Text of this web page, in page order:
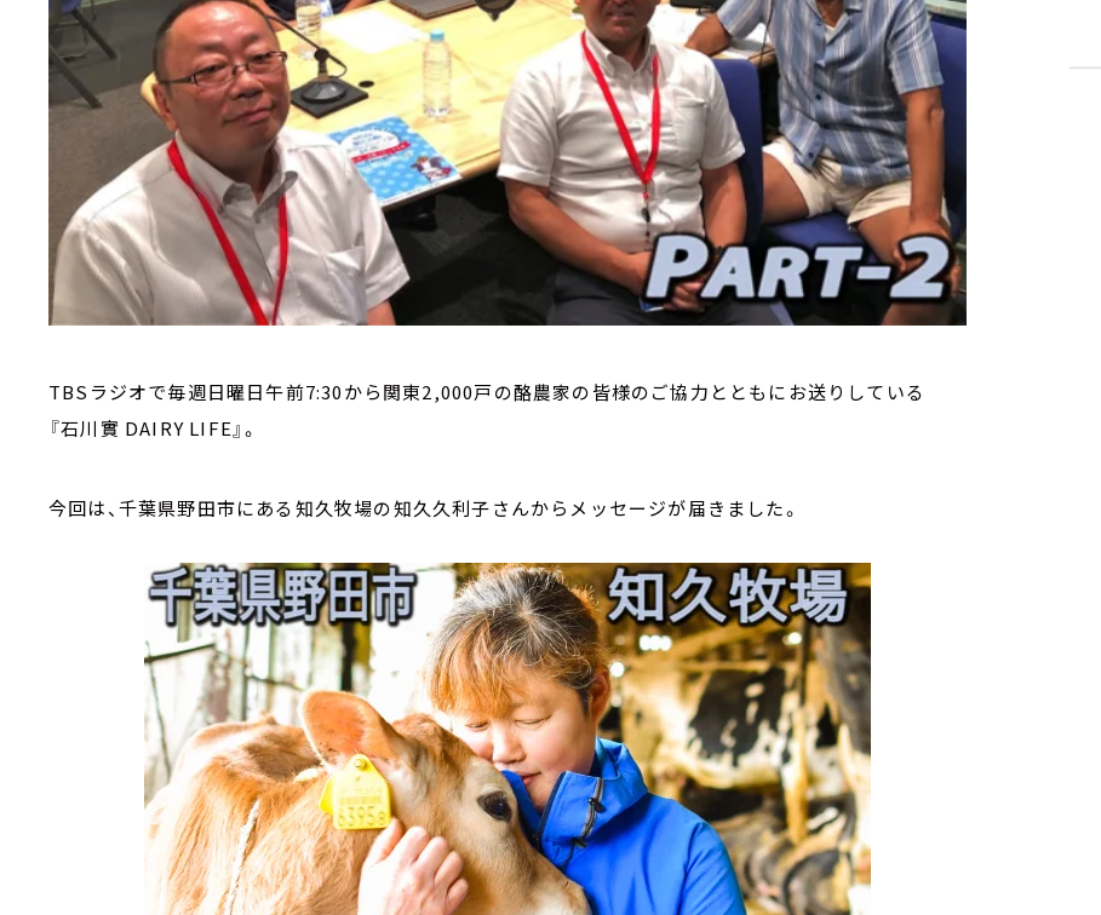
TBSラジオで毎週日曜日午前7:30から関東2,000戸の酪農家の皆様のご協力とともにお送りしている
『石川實 DAIRY LIFE』。
今回は、千葉県野田市にある知久牧場の知久久利子さんからメッセージが届きました。